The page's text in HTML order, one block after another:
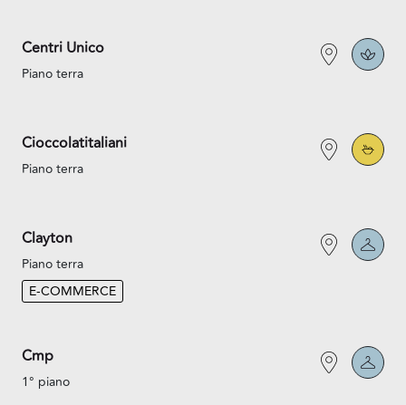
Centri Unico
Piano terra
Cioccolatitaliani
Piano terra
Clayton
Piano terra
E-COMMERCE
Cmp
1° piano